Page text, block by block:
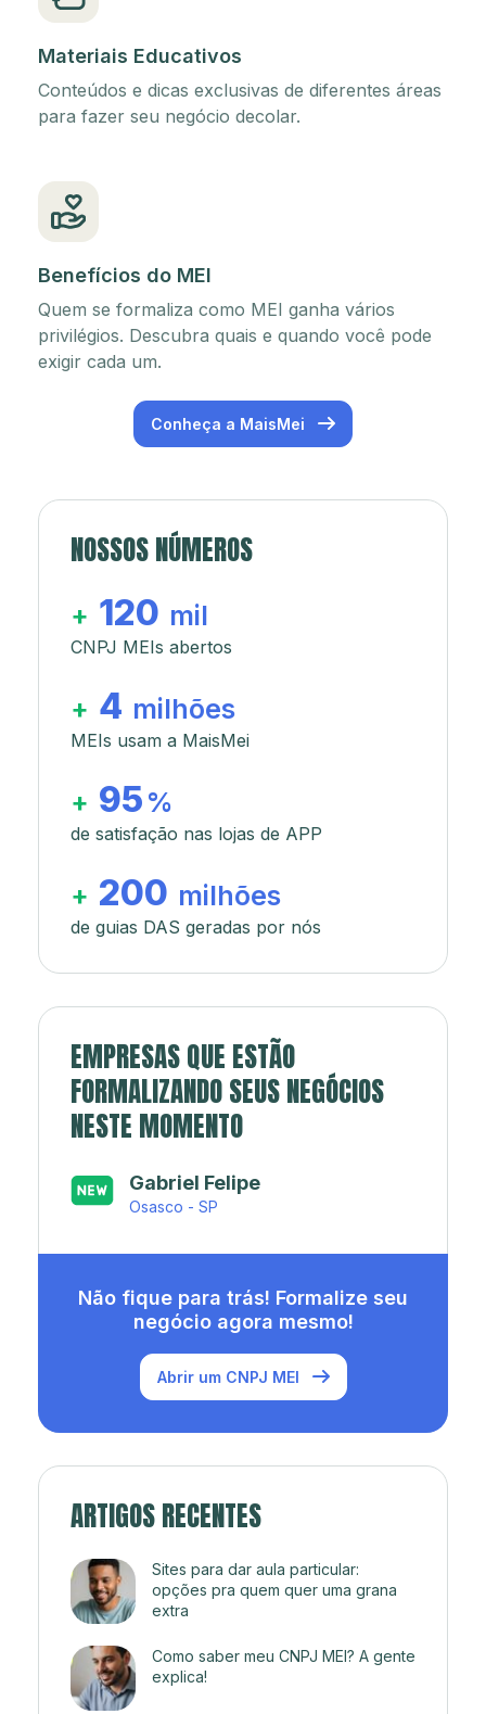
Materiais Educativos
Conteúdos e dicas exclusivas de diferentes áreas
para fazer seu negócio decolar.
Benefícios do MEI
Quem se formaliza como MEI ganha vários
privilégios. Descubra quais e quando você pode
exigir cada um.
Conheça a MaisMei
NOSSOS NÚMEROS
+ 120 mil
CNPJ MEIs abertos
+ 4 milhões
MEIs usam a MaisMei
+ 95 %
de satisfação nas lojas de APP
+ 200 milhões
de guias DAS geradas por nós
EMPRESAS QUE ESTÃO
FORMALIZANDO SEUS NEGÓCIOS
NESTE MOMENTO
Japa’s açaí e sorveteria
Rio de Janeiro - RJ
Não fique para trás! Formalize seu
negócio agora mesmo!
Abrir um CNPJ MEI
ARTIGOS RECENTES
Sites para dar aula particular:
opções pra quem quer uma grana
extra
Como saber meu CNPJ MEI? A gente
explica!